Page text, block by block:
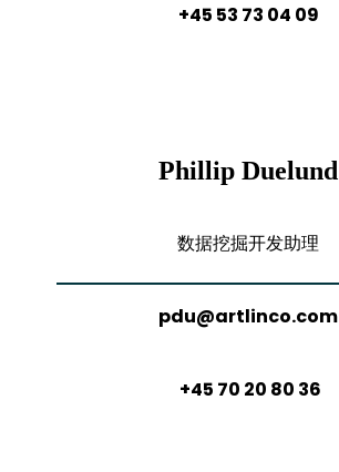
+45 53 73 04 09
Phillip Duelund
数据挖掘开发助理
pdu@artlinco.com
+45 70 20 80 36